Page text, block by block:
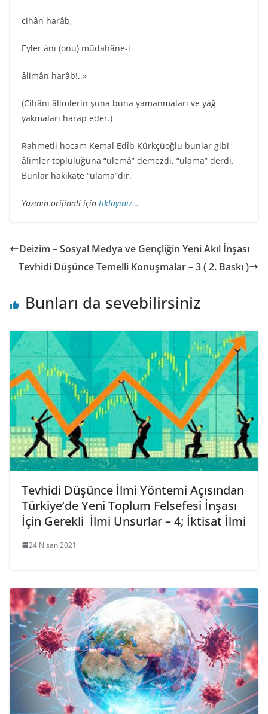
cihân harâb,
Eyler ânı (onu) müdahâne-i
âlimân harâb!..»
(Cihânı âlimlerin şuna buna yamanmaları ve yağ
yakmaları harap eder.)
Rahmetli hocam Kemal Edîb Kürkçüoğlu bunlar gibi
âlimler topluluğuna “ulemâ” demezdi, “ulama” derdi.
Bunlar hakikate “ulama”dır.
Yazının orijinali için tıklayınız…
Deizim – Sosyal Medya ve Gençliğin Yeni Akıl İnşası
Tevhidi Düşünce Temelli Konuşmalar – 3 ( 2. Baskı )
Bunları da sevebilirsiniz
Tevhidi Düşünce İlmi Yöntemi Açısından
Türkiye’de Yeni Toplum Felsefesi İnşası
İçin Gerekli İlmi Unsurlar – 4; İktisat İlmi
24 Nisan 2021